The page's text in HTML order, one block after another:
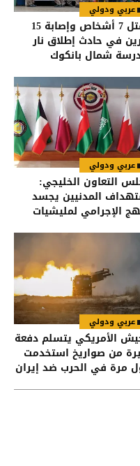
عربي ودولي
مقتل 7 أشخاص وإصابة 15
في حادث إطلاق نار
شمال بانكوك
عربي ودولي
التعاون الخليجي:
المدنيين يجسد
الإجرامي لمليشيات
عربي ودولي
الأمريكي يتسلم دفعة
من صواريخ استخدمت
مرة في الحرب ضد إيران